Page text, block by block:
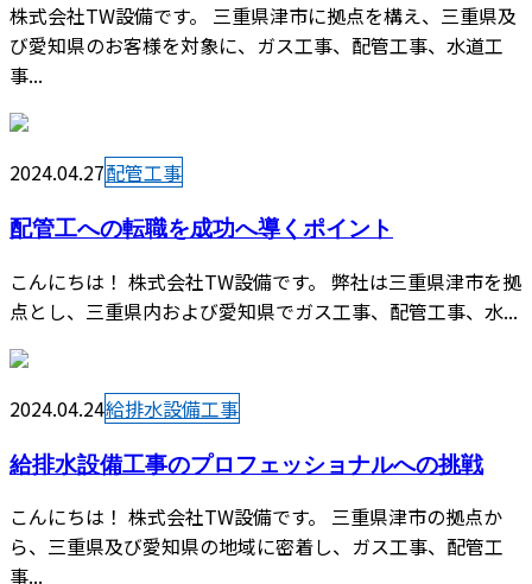
株式会社TW設備です。 三重県津市に拠点を構え、三重県及
び愛知県のお客様を対象に、ガス工事、配管工事、水道工
事...
2024.04.27配管工事
配管工への転職を成功へ導くポイント
こんにちは！ 株式会社TW設備です。 弊社は三重県津市を拠
点とし、三重県内および愛知県でガス工事、配管工事、水...
2024.04.24給排水設備工事
給排水設備工事のプロフェッショナルへの挑戦
こんにちは！ 株式会社TW設備です。 三重県津市の拠点か
ら、三重県及び愛知県の地域に密着し、ガス工事、配管工
事...